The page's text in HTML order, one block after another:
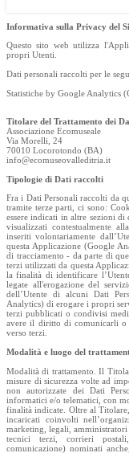
Informativa sulla Privacy del
Questo sito web utilizza
propri Utenti.
Dati personali raccolti per le
Statistiche by Google Analytics
Titolare del Trattamento dei
Associazione Ecomuseale
Via Morelli, 24
70010 Locorotondo (BA)
info@ecomuseovalleditria.it
Tipologie di Dati raccolti
Fra i Dati Personali raccolti da
tramite terze parti, ci sono:
essere indicati in altre sezioni
visualizzati contestualmente
inseriti volontariamente
questa Applicazione (Google
di tracciamento - da parte di
terzi utilizzati da questa
la finalità di identificare
legate all'erogazione del
dell’Utente di alcuni Dati
Analytics) di erogare i propri
terzi pubblicati o condivisi
avere il diritto di comunicarli o
verso terzi.
Modalità e luogo del
Modalità di trattamento. Il
misure di sicurezza volte ad
non autorizzate dei Dati
informatici e/o telematici, con
finalità indicate. Oltre al
incaricati coinvolti
marketing, legali,
tecnici terzi, corrieri
comunicazione) nominati